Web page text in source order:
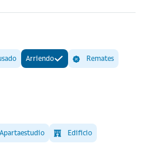
Arriendo Remates
Apartaestudio Edificio